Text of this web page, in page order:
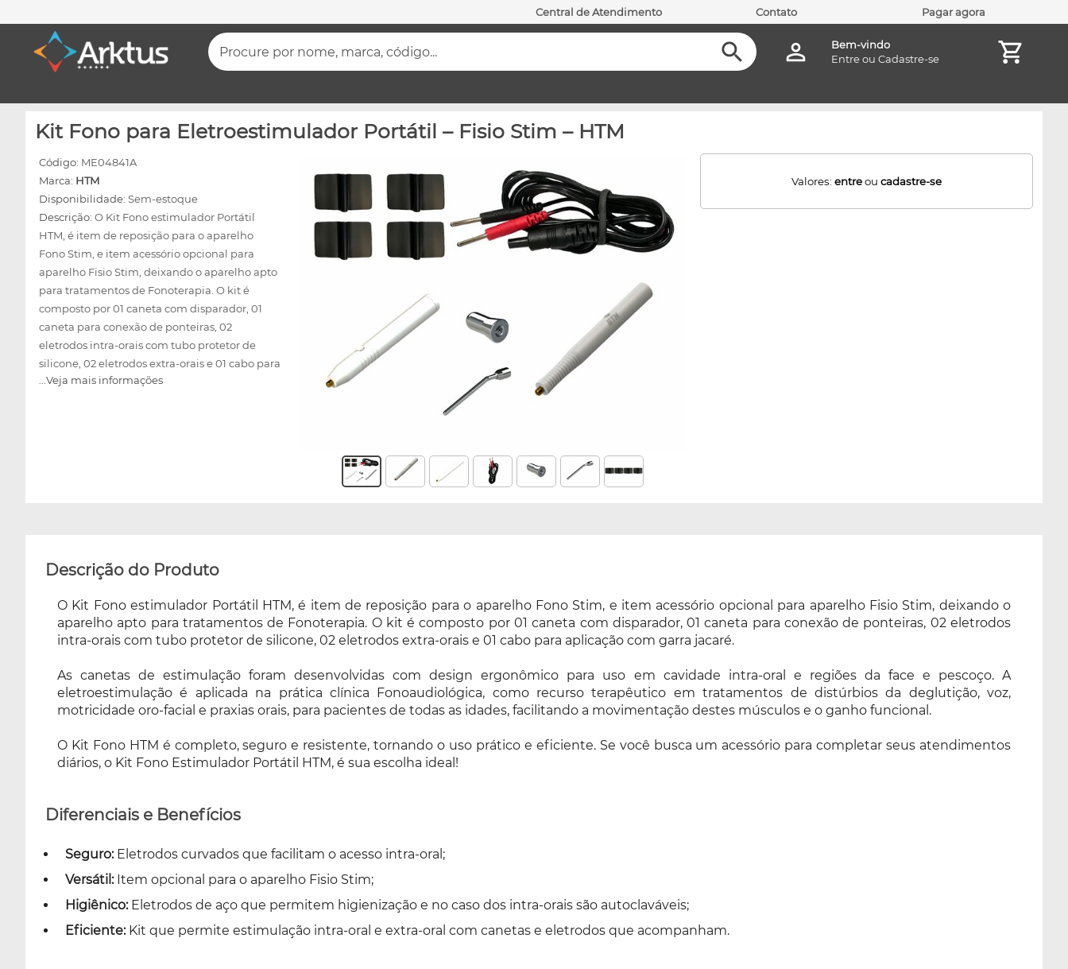
Central de Atendimento Contato Pagar agora
Procure por nome, marca, código...
Bem-vindo
Entreou Cadastre-se
Kit Fono para Eletroestimulador Portátil – Fisio Stim – HTM
Código: ME04841A
Marca: HTM
Disponibilidade: Sem-estoque
Descrição: O Kit Fono estimulador Portátil
HTM, é item de reposição para o aparelho
Fono Stim, e item acessório opcional para
aparelho Fisio Stim, deixando o aparelho apto
para tratamentos de Fonoterapia. O kit é
composto por 01 caneta com disparador, 01
caneta para conexão de ponteiras, 02
eletrodos intra-orais com tubo protetor de
silicone, 02 eletrodos extra-orais e 01 cabo para
aplicação com garra jacaré. As canetas de
é completo, seguro e resistente, tornando o
uso prático e eficiente. Se você busca um
acessório para completar seus atendimentos
diários, o Kit Fono Estimulador Portátil HTM, é
sua escolha ideal!
...Veja mais informações
Valores:entreoucadastre-se
Descrição do Produto
O Kit Fono estimulador Portátil HTM, é item de reposição para o aparelho Fono Stim, e item acessório opcional para aparelho Fisio Stim, deixando o
aparelho apto para tratamentos de Fonoterapia. O kit é composto por 01 caneta com disparador, 01 caneta para conexão de ponteiras, 02 eletrodos
intra-orais com tubo protetor de silicone, 02 eletrodos extra-orais e 01 cabo para aplicação com garra jacaré.
As canetas de estimulação foram desenvolvidas com design ergonômico para uso em cavidade intra-oral e regiões da face e pescoço. A
eletroestimulação é aplicada na prática clínica Fonoaudiológica, como recurso terapêutico em tratamentos de distúrbios da deglutição, voz,
motricidade oro-facial e praxias orais, para pacientes de todas as idades, facilitando a movimentação destes músculos e o ganho funcional.
O Kit Fono HTM é completo, seguro e resistente, tornando o uso prático e eficiente. Se você busca um acessório para completar seus atendimentos
diários, o Kit Fono Estimulador Portátil HTM, é sua escolha ideal!
Diferenciais e Benefícios
Seguro:Eletrodos curvados que facilitam o acesso intra-oral;
Versátil:Item opcional para o aparelho Fisio Stim;
Higiênico:Eletrodos de aço que permitem higienização e no caso dos intra-orais são autoclaváveis;
Eficiente:Kit que permite estimulação intra-oral e extra-oral com canetas e eletrodos que acompanham.